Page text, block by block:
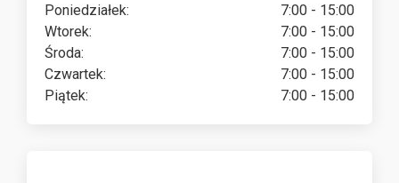
Poniedziałek:
7:00 - 15:00
Wtorek:
7:00 - 15:00
Środa:
7:00 - 15:00
Czwartek:
7:00 - 15:00
Piątek:
7:00 - 15:00